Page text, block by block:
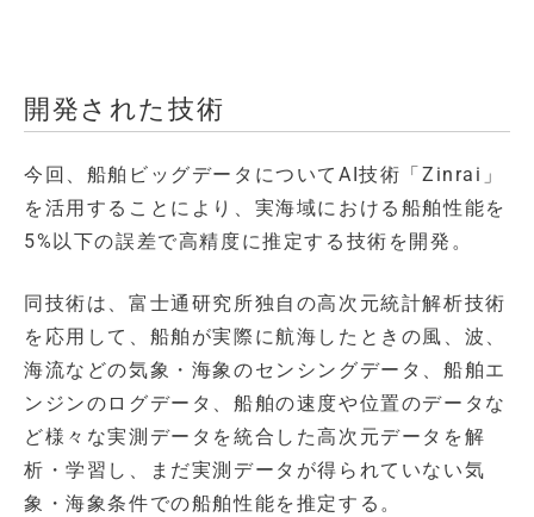
開発された技術
今回、船舶ビッグデータについてAI技術「Zinrai」
を活用することにより、実海域における船舶性能を
5%以下の誤差で高精度に推定する技術を開発。
同技術は、富士通研究所独自の高次元統計解析技術
を応用して、船舶が実際に航海したときの風、波、
海流などの気象・海象のセンシングデータ、船舶エ
ンジンのログデータ、船舶の速度や位置のデータな
ど様々な実測データを統合した高次元データを解
析・学習し、まだ実測データが得られていない気
象・海象条件での船舶性能を推定する。